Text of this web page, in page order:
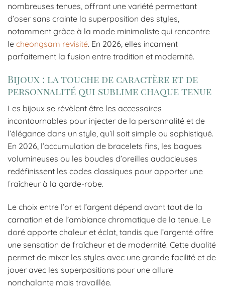
nombreuses tenues, offrant une variété permettant
d’oser sans crainte la superposition des styles,
notamment grâce à la mode minimaliste qui rencontre
le cheongsam revisité. En 2026, elles incarnent
parfaitement la fusion entre tradition et modernité.
Bijoux : la touche de caractère et de
personnalité qui sublime chaque tenue
Les bijoux se révèlent être les accessoires
incontournables pour injecter de la personnalité et de
l’élégance dans un style, qu’il soit simple ou sophistiqué.
En 2026, l’accumulation de bracelets fins, les bagues
volumineuses ou les boucles d’oreilles audacieuses
redéfinissent les codes classiques pour apporter une
fraîcheur à la garde-robe.
Le choix entre l’or et l’argent dépend avant tout de la
carnation et de l’ambiance chromatique de la tenue. Le
doré apporte chaleur et éclat, tandis que l’argenté offre
une sensation de fraîcheur et de modernité. Cette dualité
permet de mixer les styles avec une grande facilité et de
jouer avec les superpositions pour une allure
nonchalante mais travaillée.